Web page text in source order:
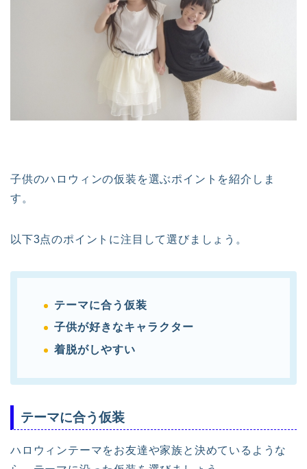
子供のハロウィンの仮装を選ぶポイントを紹介しま
す。
以下3点のポイントに注目して選びましょう。
テーマに合う仮装
子供が好きなキャラクター
着脱がしやすい
テーマに合う仮装
ハロウィンテーマをお友達や家族と決めているような